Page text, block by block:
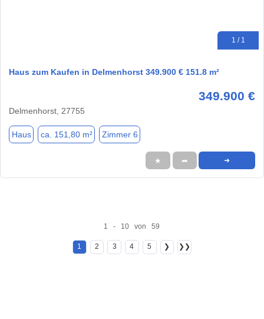
1 / 1
Haus zum Kaufen in Delmenhorst 349.900 € 151.8 m²
349.900 €
Delmenhorst, 27755
Haus ca. 151,80 m² Zimmer 6
★ ➦ ➜
1 - 10 von 59
1 2 3 4 5 ❯ ❯❯